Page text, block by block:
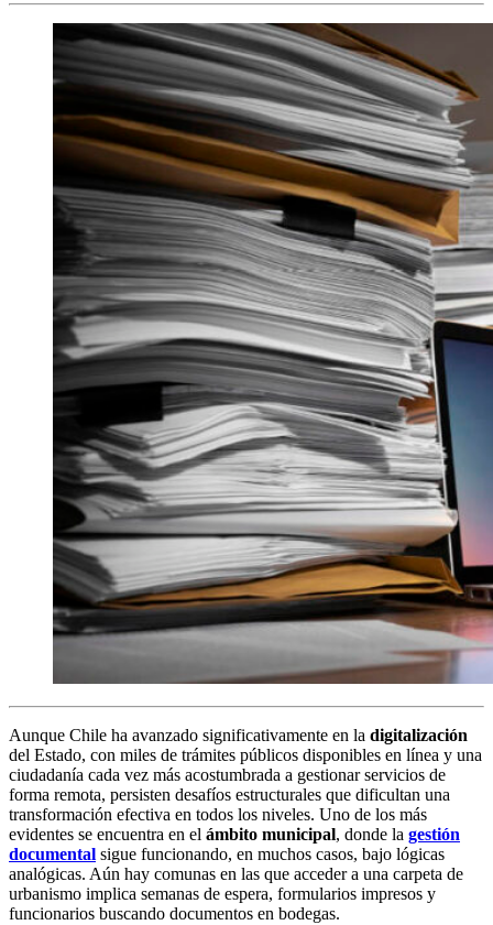
Aunque Chile ha avanzado significativamente en la digitalización
del Estado, con miles de trámites públicos disponibles en línea y una
ciudadanía cada vez más acostumbrada a gestionar servicios de
forma remota, persisten desafíos estructurales que dificultan una
transformación efectiva en todos los niveles. Uno de los más
evidentes se encuentra en el ámbito municipal, donde la gestión
documental sigue funcionando, en muchos casos, bajo lógicas
analógicas. Aún hay comunas en las que acceder a una carpeta de
urbanismo implica semanas de espera, formularios impresos y
funcionarios buscando documentos en bodegas.